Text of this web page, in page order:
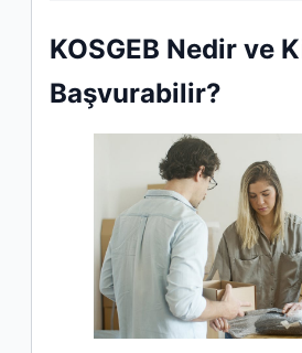
KOSGEB Nedir ve
Başvurabilir?